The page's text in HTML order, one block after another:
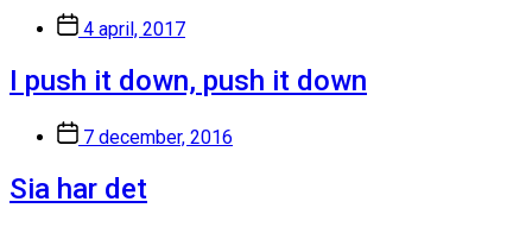
Inläggsdatum
4 april, 2017
I push it down, push it down
Inläggsdatum
7 december, 2016
Sia har det